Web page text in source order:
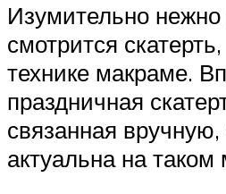
Изумительно
смотрится
технике макраме.
праздничная
связанная вручную,
актуальна на